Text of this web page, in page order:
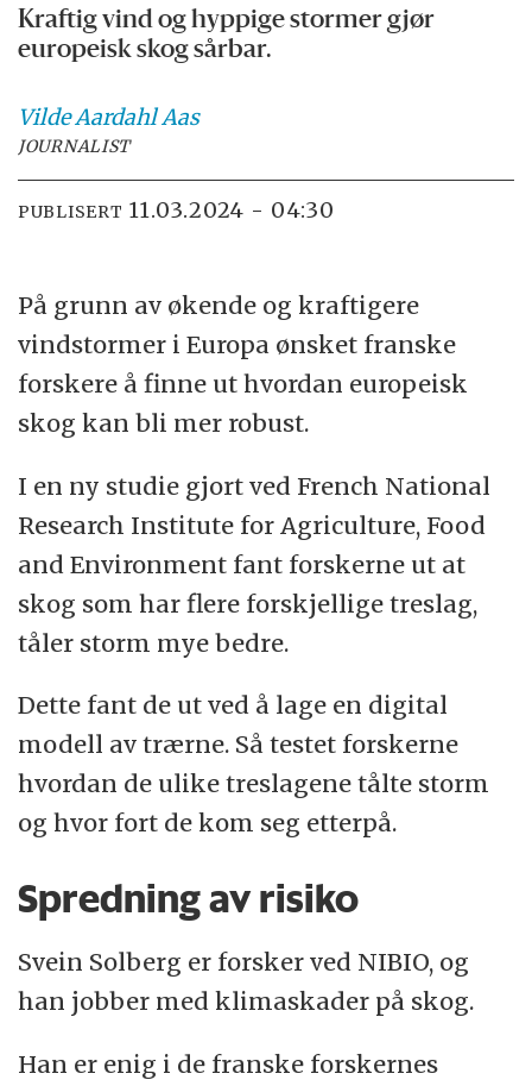
Kraftig vind og hyppige stormer gjør
europeisk skog sårbar.
VildeAardahl Aas
JOURNALIST
PUBLISERT 11.03.2024 - 04:30
På grunn av økende og kraftigere
vindstormer i Europa ønsket franske
forskere å finne ut hvordan europeisk
skog kan bli mer robust.
I en ny studie gjort ved French National
Research Institute for Agriculture, Food
and Environment fant forskerne ut at
skog som har flere forskjellige treslag,
tåler storm mye bedre.
Dette fant de ut ved å lage en digital
modell av trærne. Så testet forskerne
hvordan de ulike treslagene tålte storm
og hvor fort de kom seg etterpå.
Spredning av risiko
Svein Solberg er forsker ved NIBIO, og
han jobber med klimaskader på skog.
Han er enig i de franske forskernes